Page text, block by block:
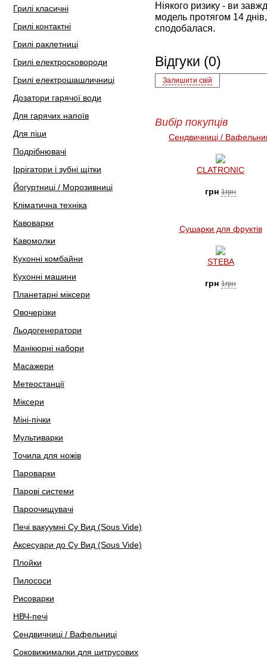
Грилі класичні
Грилі контактні
Грилі раклетниці
Грилі електросковороди
Грилі електрошашличниці
Дозатори гарячої води
Для гарячих напоїв
Для піци
Подрібнювачі
Іррігатори і зубні щітки
Йогуртниці / Морозивниці
Кліматична техніка
Кавоварки
Кавомолки
Кухонні комбайни
Кухонні машини
Планетарні міксери
Овочерізки
Льодогенератори
Манікюрні набори
Масажери
Метеостанції
Міксери
Міні-пічки
Мультиварки
Точила для ножів
Пароварки
Парові системи
Пароочищувачі
Печі вакуумні Су Вид (Sous Vide)
Аксесуари до Су Вид (Sous Vide)
Плойки
Пилососи
Рисоварки
НВЧ-печі
Сендвичниці / Вафельниці
Соковижималки для цитрусових
Ніякого ризику - ви
модель протягом 14
сподобалася.
Відгуки (0)
Залишити свій
Вибір покупців
Сендвичниці /
CLATRONIC
грн 1грн
Сушарки для фруктів
STEBA
грн 1грн